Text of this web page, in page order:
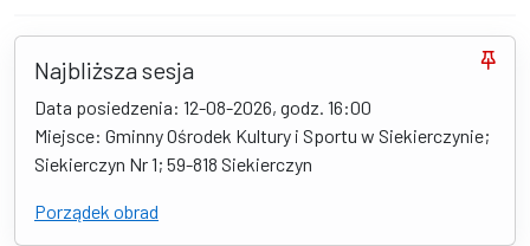
Najbliższa sesja
Data posiedzenia: 12-08-2026, godz. 16:00
Miejsce: Gminny Ośrodek Kultury i Sportu w Siekierczynie;
Siekierczyn Nr 1; 59-818 Siekierczyn
Porządek obrad